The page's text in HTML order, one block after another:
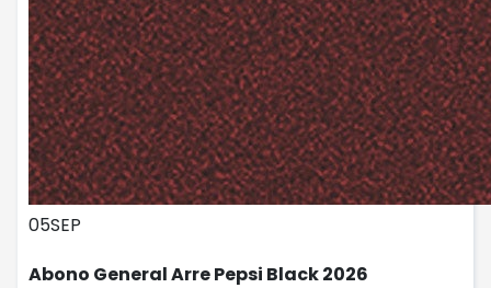
05SEP
Abono General Arre Pepsi Black 2026